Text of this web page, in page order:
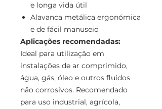
e longa vida útil
Alavanca metálica ergonómica
e de fácil manuseio
Aplicações recomendadas:
Ideal para utilização em
instalações de ar comprimido,
água, gás, óleo e outros fluidos
não corrosivos. Recomendado
para uso industrial, agrícola,